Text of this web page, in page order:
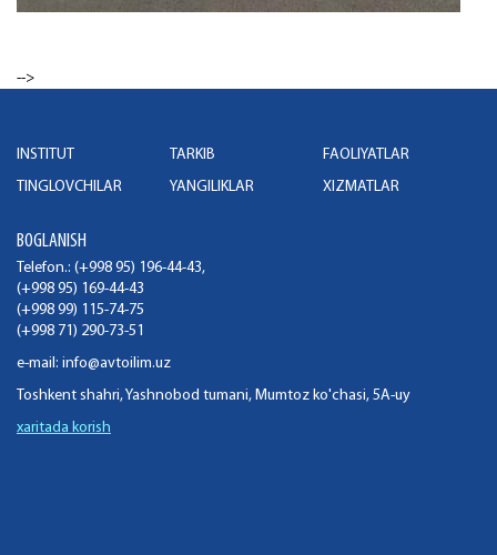
-->
INSTITUT TARKIB
FAOLIYATLAR
TINGLOVCHILAR
YANGILIKLAR XIZMATLAR
BOGLANISH
Telefon.: (+998 95) 196-44-43,
(+998 95) 169-44-43
(+998 99) 115-74-75
(+998 71) 290-73-51
e-mail: info@avtoilim.uz
Toshkent shahri, Yashnobod tumani, Mumtoz ko'chasi, 5A-uy
xaritada korish